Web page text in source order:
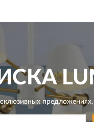
предложениях,